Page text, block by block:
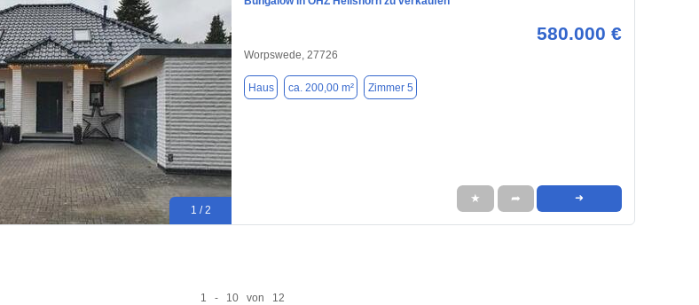
1 / 2
580.000 €
Worpswede, 27726
Haus ca. 200,00 m² Zimmer 5
★ ➦ ➜
1 - 10 von 12